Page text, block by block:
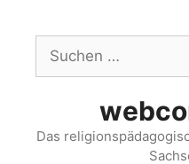
Das